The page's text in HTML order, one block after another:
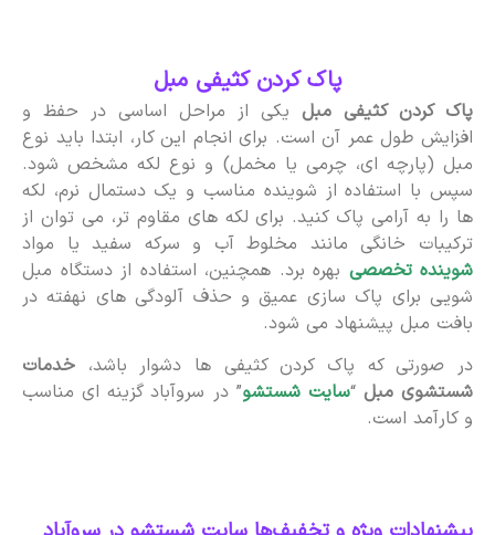
پاک کردن کثیفی مبل
پاک کردن کثیفی مبلیکی از مراحل اساسی در حفظ و
افزایش طول عمر آن است. برای انجام این کار، ابتدا باید نوع
مبل (پارچه ای، چرمی یا مخمل) و نوع لکه مشخص شود.
سپس با استفاده از شوینده مناسب و یک دستمال نرم، لکه
ها را به آرامی پاک کنید. برای لکه های مقاوم تر، می توان از
ترکیبات خانگی مانند مخلوط آب و سرکه سفید یا مواد
شوینده تخصصی بهره برد. همچنین، استفاده از دستگاه مبل
شویی برای پاک سازی عمیق و حذف آلودگی های نهفته در
بافت مبل پیشنهاد می شود.
در صورتی که پاک کردن کثیفی ها دشوار باشد، خدمات
شستشوی مبل“سایت شستشو” در سروآباد گزینه ای مناسب
و کارآمد است.